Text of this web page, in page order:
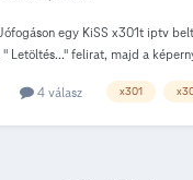
egy KiSS x301t iptv
Letöltés..." felirat, majd a
és Üdv.
4 válasz x301